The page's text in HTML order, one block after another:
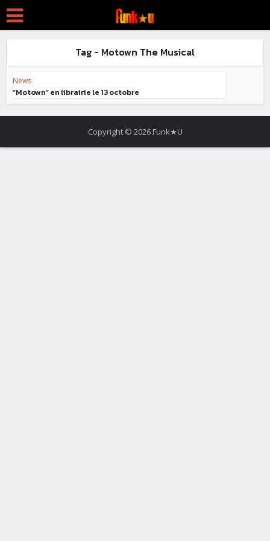
Tag - Motown The Musical
News
“Motown” en librairie le 13 octobre
Copyright © 2026 Funk★U